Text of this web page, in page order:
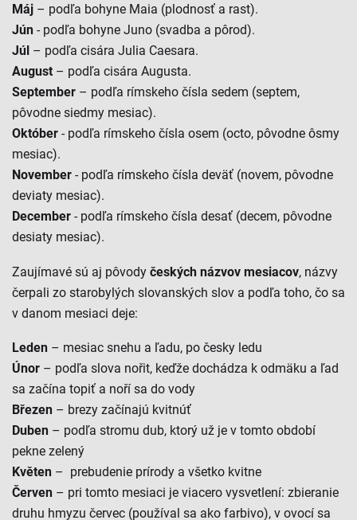
Máj – podľa bohyne Maia (plodnosť a rast).
Jún - podľa bohyne Juno (svadba a pôrod).
Júl – podľa cisára Julia Caesara.
August – podľa cisára Augusta.
September – podľa rímskeho čísla sedem (septem,
pôvodne siedmy mesiac).
Október - podľa rímskeho čísla osem (octo, pôvodne ôsmy
mesiac).
November - podľa rímskeho čísla deväť (novem, pôvodne
deviaty mesiac).
December - podľa rímskeho čísla desať (decem, pôvodne
desiaty mesiac).
Zaujímavé sú aj pôvody českých názvov mesiacov, názvy
čerpali zo starobylých slovanských slov a podľa toho, čo sa
v danom mesiaci deje:
Leden – mesiac snehu a ľadu, po česky ledu
Únor – podľa slova nořit, keďže dochádza k odmäku a ľad
sa začína topiť a noří sa do vody
Březen – brezy začínajú kvitnúť
Duben – podľa stromu dub, ktorý už je v tomto období
pekne zelený
Květen – prebudenie prírody a všetko kvitne
Červen – pri tomto mesiaci je viacero vysvetlení: zbieranie
druhu hmyzu červec (používal sa ako farbivo), v ovocí sa